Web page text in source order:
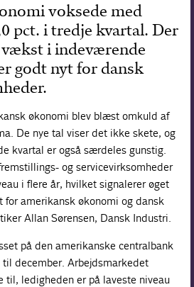
voksede med
pct. i tredje kvartal. Der
vækst i indeværende
godt nyt for dansk
økonomi blev blæst omkuld af
De nye tal viser det ikke skete, og
kvartal er også særdeles gunstig.
og servicevirksomheder
i flere år, hvilket signalerer øget
amerikansk økonomi og dansk
Allan Sørensen, Dansk Industri.
på den amerikanske centralbank
december. Arbejdsmarkedet
til, ledigheden er på laveste niveau